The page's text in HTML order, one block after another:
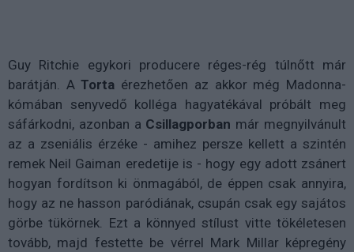
Guy Ritchie egykori producere réges-rég túlnőtt már
barátján. ATorta érezhetően az akkor még Madonna-
kómában senyvedő kolléga hagyatékával próbált meg
sáfárkodni, azonban a Csillagporban már megnyilvánult
az a zseniális érzéke - amihez persze kellett a szintén
remek Neil Gaiman eredetije is - hogy egy adott zsánert
hogyan fordítson ki önmagából, de éppen csak annyira,
hogy az ne hasson paródiának, csupán csak egy sajátos
görbe tükörnek. Ezt a könnyed stílust vitte tökéletesen
tovább, majd festette be vérrel Mark Millar képregény